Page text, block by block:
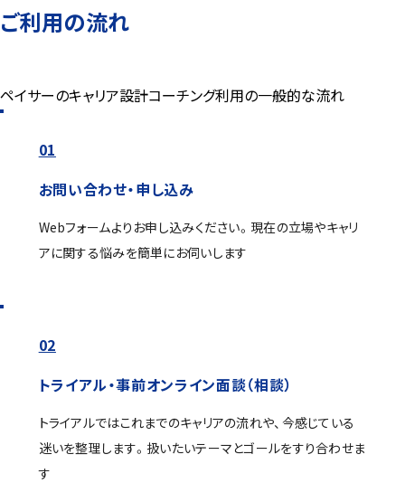
ご利用の流れ
ペイサーのキャリア設計コーチング利用の一般的な流れ
01
お問い合わせ・申し込み
Webフォームよりお申し込みください。現在の立場やキャリ
アに関する悩みを簡単にお伺いします
02
トライアル・事前オンライン面談（相談）
トライアルではこれまでのキャリアの流れや、今感じている
迷いを整理します。扱いたいテーマとゴールをすり合わせま
す